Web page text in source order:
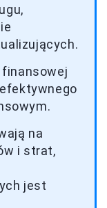
na
i strat,
jest